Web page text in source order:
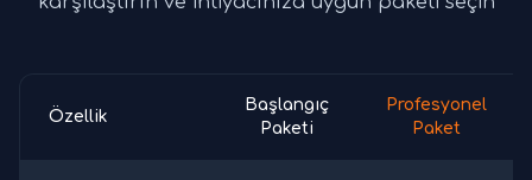
Özellik
Başlangıç
Paketi
Profesyonel
Paket